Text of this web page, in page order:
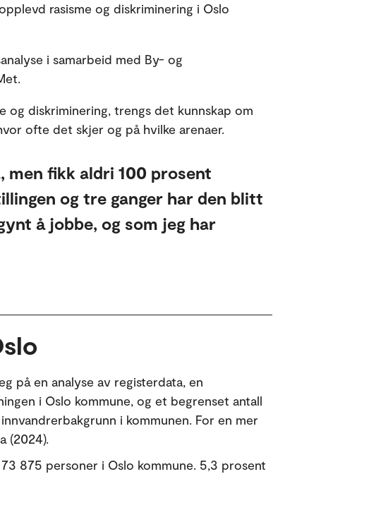
rasisme og diskriminering i Oslo
i samarbeid med By- og
og diskriminering, trengs det kunnskap om
ofte det skjer og på hvilke arenaer.
men fikk aldri 100 prosent
og tre ganger har den blitt
å jobbe, og som jeg har
på en analyse av registerdata, en
i Oslo kommune, og et begrenset antall
i kommunen. For en mer
(2024).
875 personer i Oslo kommune. 5,3 prosent